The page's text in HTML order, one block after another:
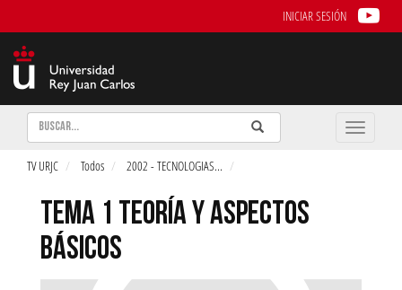
INICIAR SESIÓN
Buscar Enviar
Buscar
Toggle
TV URJC Todos 2002 - TECNOLOGIAS...
TEMA 1 TEORÍA Y ASPECTOS
BÁSICOS